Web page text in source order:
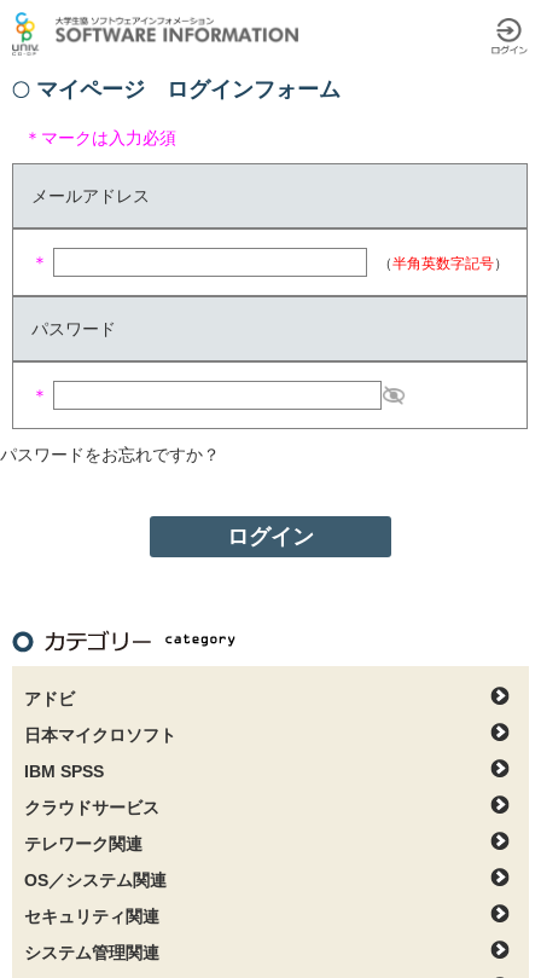
マイページ ログインフォーム
＊マークは入力必須
メールアドレス
＊ （半角英数字記号）
パスワード
＊
パスワードをお忘れですか？
アドビ
日本マイクロソフト
IBM SPSS
クラウドサービス
テレワーク関連
OS／システム関連
セキュリティ関連
システム管理関連